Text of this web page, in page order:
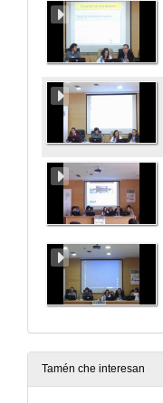
Tamén che interesan